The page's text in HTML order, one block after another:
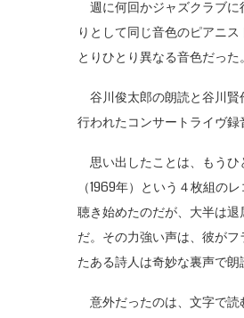
週に何回かジャズクラブに
りとして同じ音色のピアニ
とりひとり異なる音色だった。
谷川俊太郎の朗読と谷川賢
行われたコンサートライヴ録
思い出したことは、もうひ
（1969年）という４枚組の
聴き始めたのだが、大半は
だ。その力強い声は、彼が
たある詩人は奇妙な裏声で
意外だったのは、文字で読